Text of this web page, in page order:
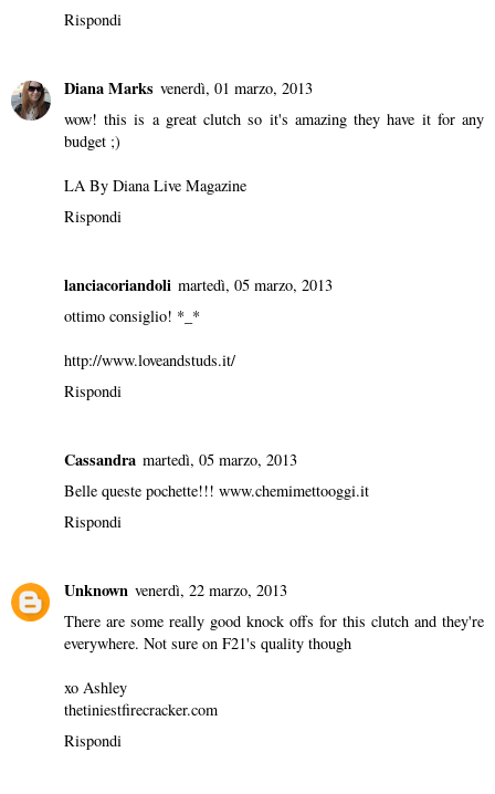
Rispondi
Diana Marks venerdì, 01 marzo, 2013
wow! this is a great clutch so it's amazing they have it for any
budget ;)
LA By Diana Live Magazine
Rispondi
lanciacoriandoli martedì, 05 marzo, 2013
ottimo consiglio! *_*
http://www.loveandstuds.it/
Rispondi
Cassandra martedì, 05 marzo, 2013
Belle queste pochette!!! www.chemimettooggi.it
Rispondi
Unknown venerdì, 22 marzo, 2013
There are some really good knock offs for this clutch and they're
everywhere. Not sure on F21's quality though
xo Ashley
thetiniestfirecracker.com
Rispondi